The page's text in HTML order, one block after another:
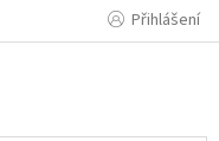
Přihlášení